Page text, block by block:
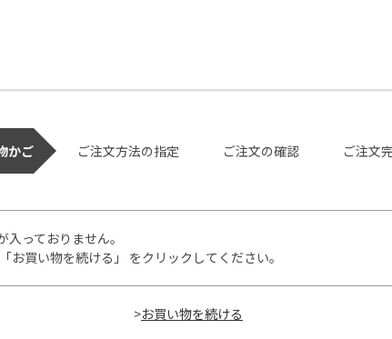
かご ご注文方法の指定 ご注文の確認 ご注文
っておりません。
お買い物を続ける」 をクリックしてください。
>